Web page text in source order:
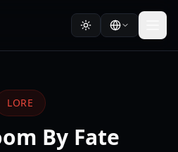
LORE
By Fate